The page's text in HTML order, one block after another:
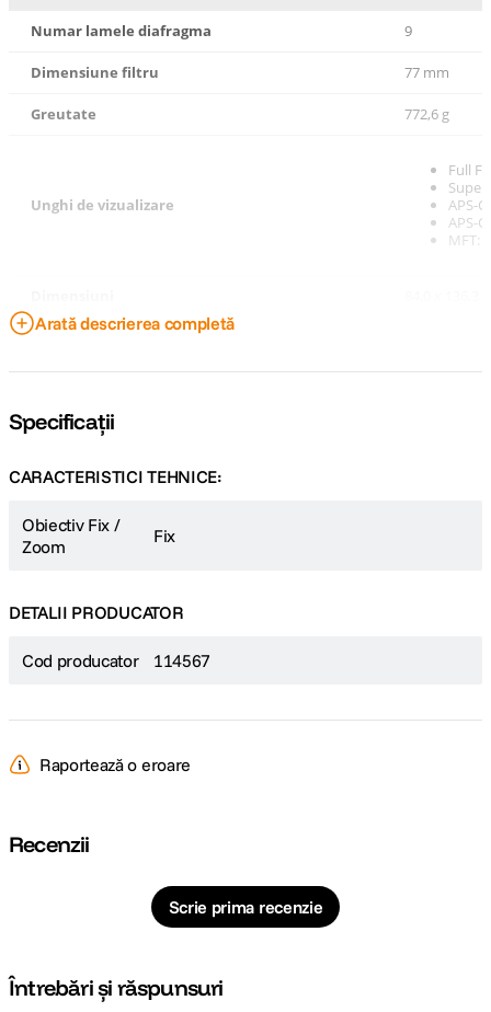
Numar lamele diafragma 9
Dimensiune filtru 77 mm
Greutate 772,6 g
Unghi de vizualizare
Full
APS-
APS-
MFT:
Arată descrierea completă
Specificații
CARACTERISTICI TEHNICE:
Obiectiv Fix /
Zoom
Fix
DETALII PRODUCATOR
Cod producator 114567
Raportează o eroare
Recenzii
Scrie prima recenzie
Întrebări și răspunsuri